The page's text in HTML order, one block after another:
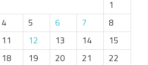
1
4 5 6 7
8
11 12 13 14
15
18 19 20 21
22